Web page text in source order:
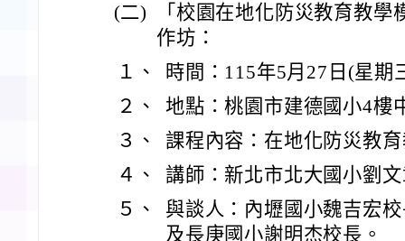
(二)
「校園在地化防災教育教
作坊：
１、
時間：115年5月27日(星期
２、
地點：桃園市建德國小4樓
３、
課程內容：在地化防災教
４、
講師：新北市北大國小劉
５、
與談人：內壢國小魏吉宏
及長庚國小謝明杰校長。